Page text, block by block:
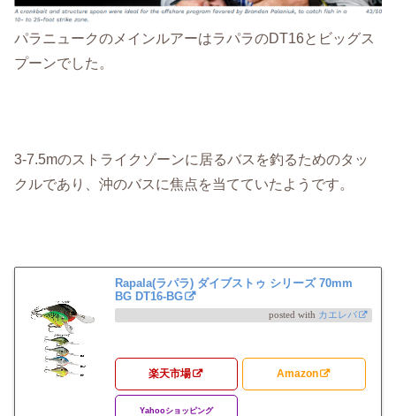
パラニュークのメインルアーはラパラのDT16とビッグス
プーンでした。
3-7.5mのストライクゾーンに居るバスを釣るためのタッ
クルであり、沖のバスに焦点を当てていたようです。
Rapala(ラパラ) ダイブストゥ シリーズ 70mm
BG DT16-BG
posted with カエレバ
楽天市場 Amazon
Yahooショッピング